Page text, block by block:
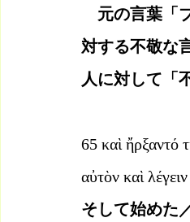
元の言葉「
対する不敬な
人に対して「
65 καὶ ἤρξαντό
αὐτὸν καὶ
そして始めた